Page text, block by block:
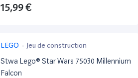
15,99 €
LEGO - Jeu de construction
Stwa Lego® Star Wars 75030 Millennium
Falcon